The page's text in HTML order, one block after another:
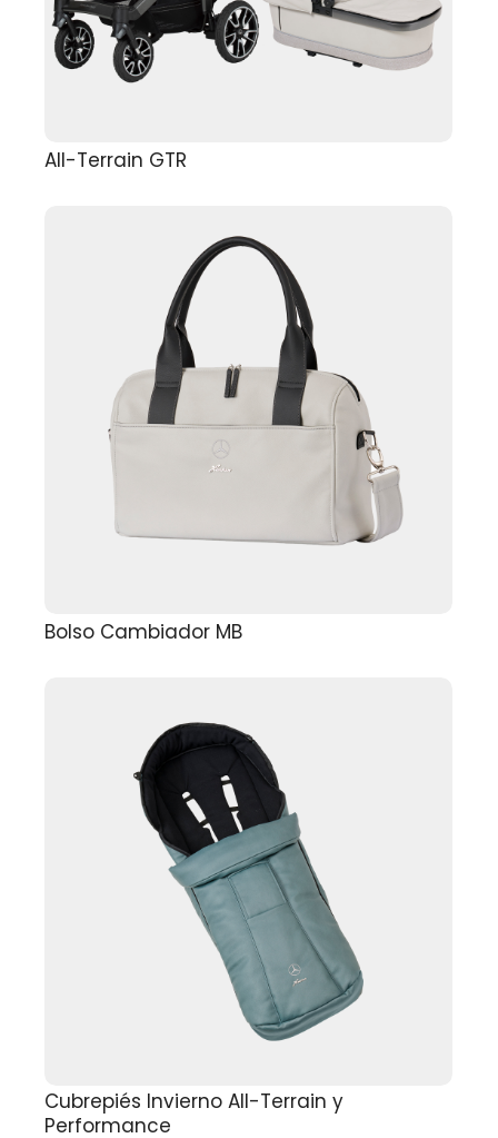
All-Terrain GTR
Bolso Cambiador MB
Cubrepiés Invierno All-Terrain y
Performance